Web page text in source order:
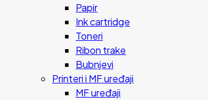
Papir
Ink cartridge
Toneri
Ribon trake
Bubnjevi
Printeri i MF uređaji
MF uređaji